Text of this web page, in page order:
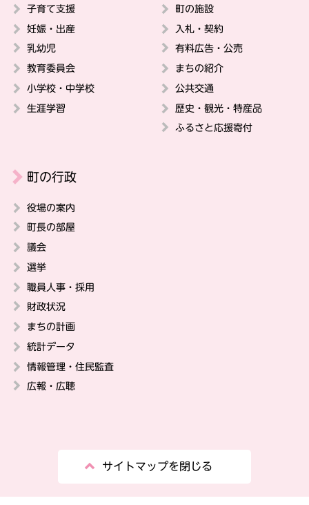
子育て支援
妊娠・出産
乳幼児
教育委員会
小学校・中学校
生涯学習
町の施設
入札・契約
有料広告・公売
まちの紹介
公共交通
歴史・観光・特産品
ふるさと応援寄付
町の行政
役場の案内
町長の部屋
議会
選挙
職員人事・採用
財政状況
まちの計画
統計データ
情報管理・住民監査
広報・広聴
サイトマップを閉じる